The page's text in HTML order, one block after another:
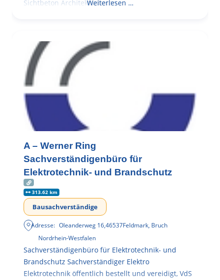
Sichtbeton Architekturbeton
Weiterlesen …
A – Werner Ring
Sachverständigenbüro für
Elektrotechnik- und Brandschutz
313.62 km
Bausachverständige
Adresse: Oleanderweg 16,46537Feldmark, Bruch
Nordrhein-Westfalen
Sachverständigenbüro für Elektrotechnik- und
Brandschutz Sachverständiger Elektro
Elektrotechnik öffentlich bestellt und vereidigt, VdS